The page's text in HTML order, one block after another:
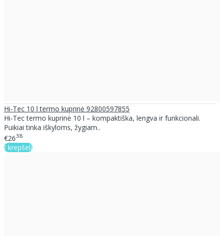
Hi-Tec 10 l termo kuprinė 92800597855
Hi-Tec termo kuprinė 10 l – kompaktiška, lengva ir funkcionali.
Puikiai tinka iškyloms, žygiam..
€2638
Į krepšelį